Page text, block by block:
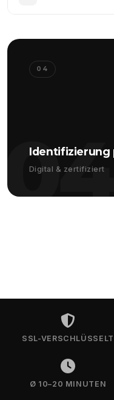
04
04
Identifizierung
Digital & zertifiziert
SSL-VERSCHLÜSSELT
Ø 10–20 MINUTEN